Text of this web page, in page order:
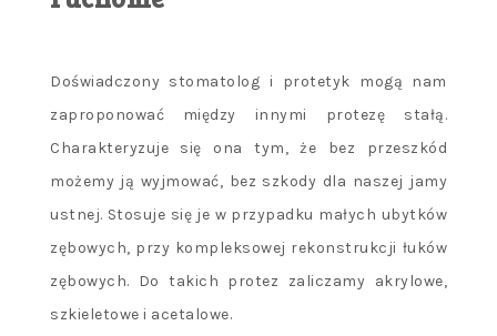
Doświadczony stomatolog i protetyk mogą nam
zaproponować między innymi protezę stałą.
Charakteryzuje się ona tym, że bez przeszkód
możemy ją wyjmować, bez szkody dla naszej jamy
ustnej. Stosuje się je w przypadku małych ubytków
zębowych, przy kompleksowej rekonstrukcji łuków
zębowych. Do takich protez zaliczamy akrylowe,
szkieletowe i acetalowe.